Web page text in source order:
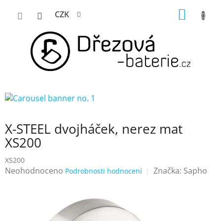
CZK
X-STEEL dvojháček, nerez mat
XS200
XS200
Průměrné
Neohodnoceno Podrobnosti hodnocení Značka: Sapho